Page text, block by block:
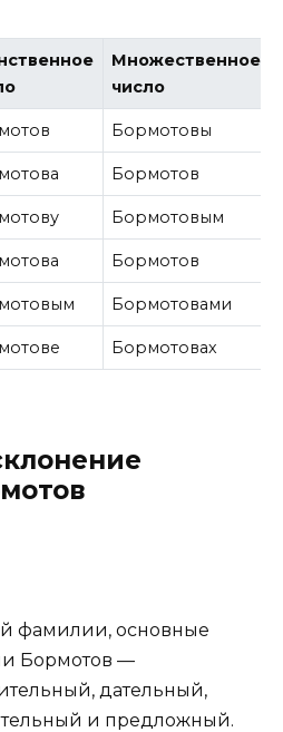
Множественное
число
Бормотовы
Бормотов
Бормотовым
Бормотов
Бормотовами
Бормотовах
фамилии, основные
Бормотов —
дательный,
и предложный.